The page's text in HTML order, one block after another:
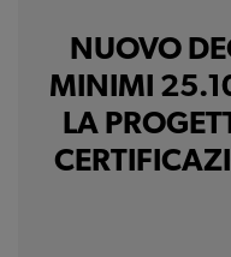
NUOVO
MINIMI
LA